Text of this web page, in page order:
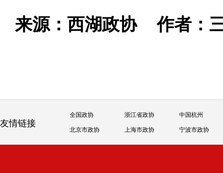
来源：西湖政协作者：
友情链接
全国政协 浙江省政协 中国杭州
北京市政协 上海市政协 宁波市政协